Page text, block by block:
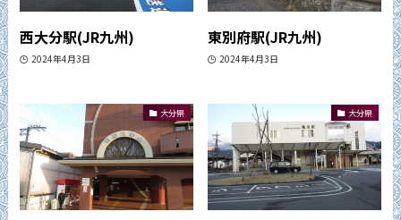
西大分駅(JR九州)
2024年4月3日
東別府駅(JR九州)
2024年4月3日
大分県 大分県